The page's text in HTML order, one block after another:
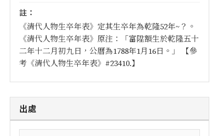
註：
《清代人物生卒年表》定其生卒年為乾隆52年~？。
《清代人物生卒年表》原注：「富陞額生於乾隆五十
二年十二月初九日，公曆為1788年1月16日。」 【參
考《清代人物生卒年表》#23410.】
出處